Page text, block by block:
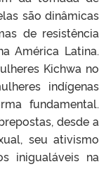
são dinâmicas
de resistência
América Latina.
Kichwa no
indígenas
fundamental.
desde a
seu ativismo
inigualáveis na